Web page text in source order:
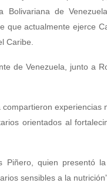
Bolivariana de
que actualmente ejerce
Caribe.
de Venezuela, junto a
experiencias
orientados al
Piñero, quien presentó
sensibles a la